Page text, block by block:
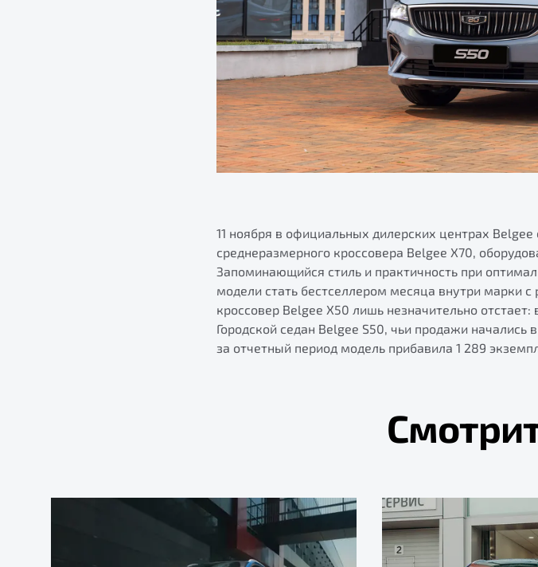
11 ноября в официальных дилерских центрах
среднеразмерного кроссовера Belgee Х70,
Запоминающийся стиль и практичность при
модели стать бестселлером месяца внутри марки с
кроссовер Belgee X50 лишь незначительно
Городской седан Belgee S50, чьи продажи начались
за отчетный период модель прибавила 1 289